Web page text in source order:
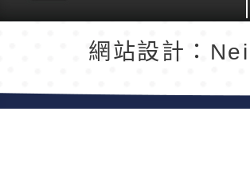
網站設計：